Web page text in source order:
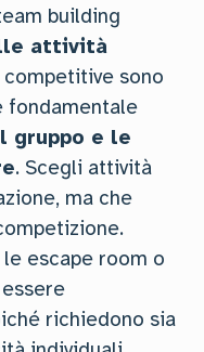
building
attività
sono
fondamentale
gruppo e le
. Scegli attività
ma che
escape room o
richiedono sia